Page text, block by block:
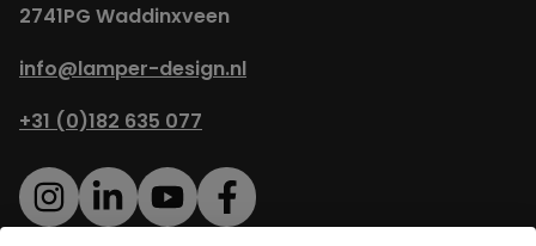
2741PG Waddinxveen
info@lamper-design.nl
+31 (0)182 635 077